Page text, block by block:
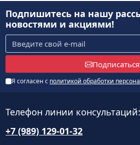
Подпишитесь на нашу
новостями и акциями!
Подписаться
Я согласен с политикой обработки
Телефон линии консультаций:
+7 (989) 129-01-32